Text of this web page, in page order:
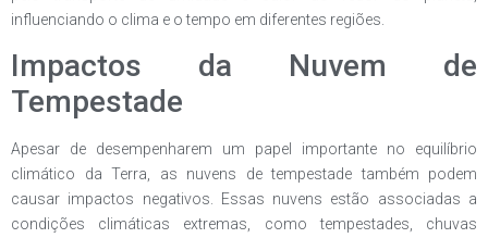
influenciando o clima e o tempo em diferentes regiões.
Impactos da Nuvem de
Tempestade
Apesar de desempenharem um papel importante no equilíbrio
climático da Terra, as nuvens de tempestade também podem
causar impactos negativos. Essas nuvens estão associadas a
condições climáticas extremas, como tempestades, chuvas